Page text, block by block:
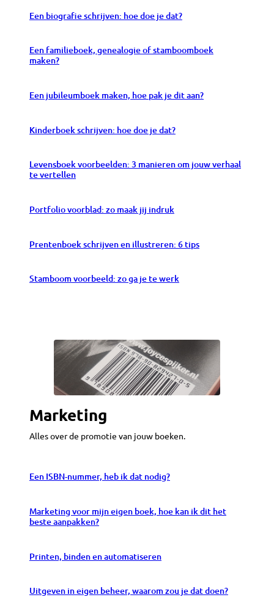
Een biografie schrijven: hoe doe je dat?
Een familieboek, genealogie of stamboomboek
maken?
Een jubileumboek maken, hoe pak je dit aan?
Kinderboek schrijven: hoe doe je dat?
Levensboek voorbeelden: 3 manieren om jouw verhaal
te vertellen
Portfolio voorblad: zo maak jij indruk
Prentenboek schrijven en illustreren: 6 tips
Stamboom voorbeeld: zo ga je te werk
Marketing
Alles over de promotie van jouw boeken.
Een ISBN-nummer, heb ik dat nodig?
Marketing voor mijn eigen boek, hoe kan ik dit het
beste aanpakken?
Printen, binden en automatiseren
Uitgeven in eigen beheer, waarom zou je dat doen?